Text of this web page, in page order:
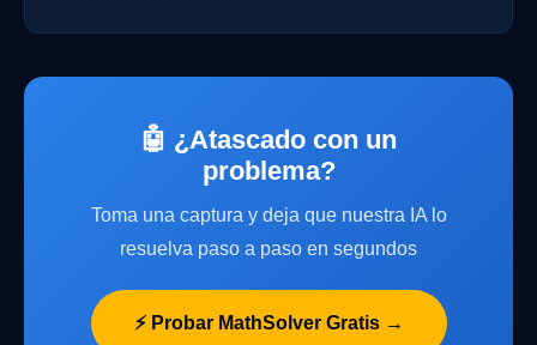
🤖 ¿Atascado con un
problema?
Toma una captura y deja que nuestra IA lo
resuelva paso a paso en segundos
⚡ Probar MathSolver Gratis →